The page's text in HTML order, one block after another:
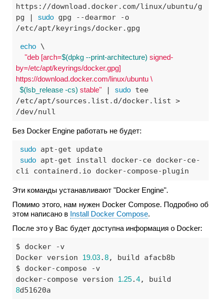
https://download.docker.com/linux/ubuntu/g
pg | sudo gpg --dearmor -o
/etc/apt/keyrings/docker.gpg
echo \
"deb [arch=$(dpkg --print-architecture) signed-
by=/etc/apt/keyrings/docker.gpg]
https://download.docker.com/linux/ubuntu \
$(lsb_release -cs) stable" | sudo tee
/etc/apt/sources.list.d/docker.list >
/dev/null
Без Doсker Engine работать не будет:
sudo apt-get update
sudo apt-get install docker-ce docker-ce-
cli containerd.io docker-compose-plugin
Эти команды устанавливают "Docker Engine".
Помимо этого, нам нужен Docker Compose. Подробно об
этом написано в Install Docker Compose.
После это у Вас будет доступна информация о Docker:
$ docker -v
Docker version 19.03.8, build afacb8b
$ docker-compose -v
docker-compose version 1.25.4
8d51620a